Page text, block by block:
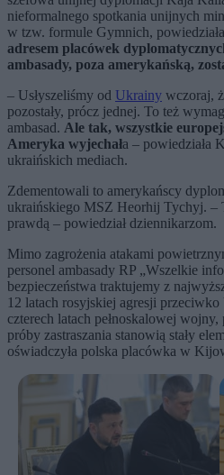
nieformalnego spotkania unijnych
w tzw. formule Gymnich,
adresem placówek
ambasady, poza amerykańską,
– Usłyszeliśmy od Ukrainy wczoraj,
pozostały, prócz jednej. To też
ambasad. Ale tak, wszystkie
Ameryka wyjechała – powiedziała
ukraińskich mediach.
Zdementowali to amerykańscy
ukraińskiego MSZ Heorhij Tychyj. –
prawdą – powiedział dziennikarzom.
Mimo zagrożenia atakami
personel ambasady RP „Wszelkie
bezpieczeństwa traktujemy z
12 latach rosyjskiej agresji
czterech latach pełnoskalowej
próby zastraszania stanowią stały
oświadczyła polska placówka w